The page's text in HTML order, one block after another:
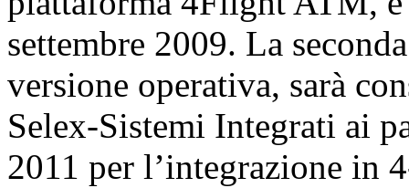
settembre 2009. La
versione operativa, sarà
Selex-Sistemi Integrati ai
2011 per l’integrazione in